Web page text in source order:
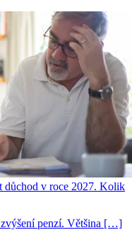
důchod v roce 2027. Kolik
penzí. Většina […]